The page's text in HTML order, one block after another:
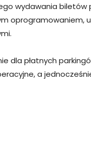
wydawania biletów
oprogramowaniem,
dla płatnych
a